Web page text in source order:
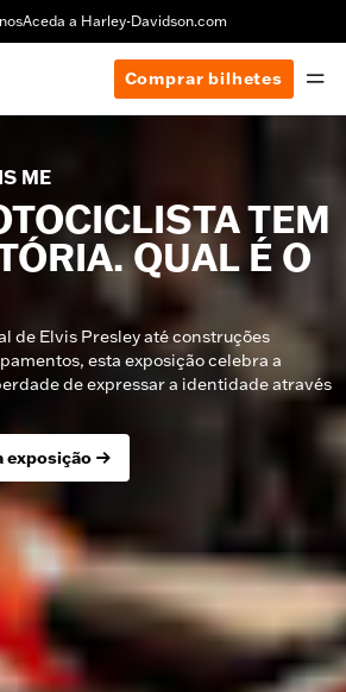
Aceda a Harley-Davidson.com
Comprar bilhetes
ME
TEM
QUAL É O
de Elvis Presley até construções
esta exposição celebra a
de expressar a identidade através
exposição